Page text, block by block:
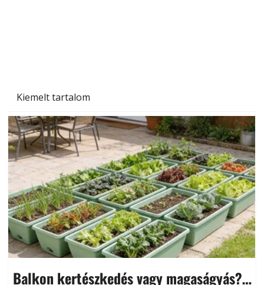
Kiemelt tartalom
Balkon kertészkedés vagy magaságyás?